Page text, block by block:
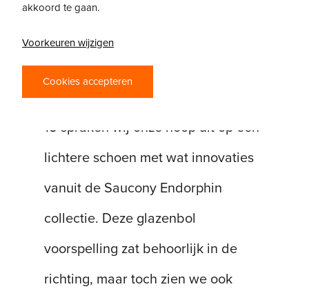
In de preview over de Saucony Ride
15 spraken wij onze hoop uit op een
lichtere schoen met wat innovaties
vanuit de Saucony Endorphin
collectie. Deze glazenbol
voorspelling zat behoorlijk in de
richting, maar toch zien we ook
akkoord te gaan.
Voorkeuren wijzigen
Cookies accepteren